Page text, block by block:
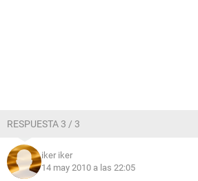
RESPUESTA 3 / 3
iker iker
14 may 2010 a las 22:05